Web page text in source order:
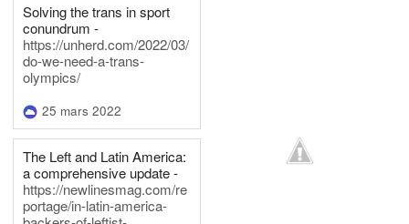
Solving the trans in sport
conundrum -
https://unherd.com/2022/03/
do-we-need-a-trans-
olympics/
25 mars 2022
The Left and Latin America:
a comprehensive update -
https://newlinesmag.com/re
portage/in-latin-america-